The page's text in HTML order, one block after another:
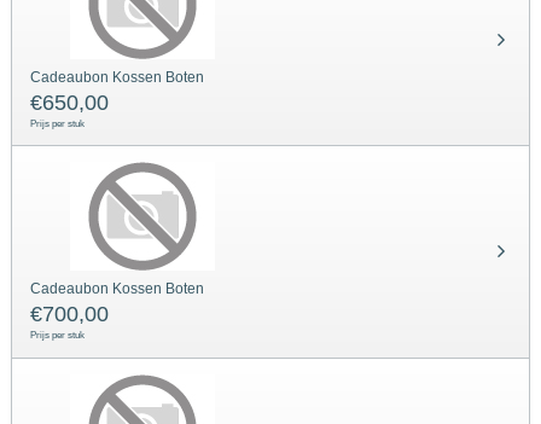
Cadeaubon Kossen Boten
€650,00
Prijs per stuk
Cadeaubon Kossen Boten
€700,00
Prijs per stuk